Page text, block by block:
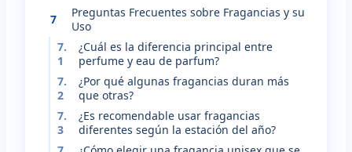
7
Preguntas Frecuentes sobre Fragancias y su
Uso
7.
1
¿Cuál es la diferencia principal entre
perfume y eau de parfum?
7.
2
¿Por qué algunas fragancias duran más
que otras?
7.
3
¿Es recomendable usar fragancias
diferentes según la estación del año?